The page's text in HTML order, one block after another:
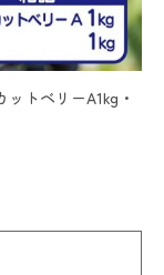
トベリーA1kg・